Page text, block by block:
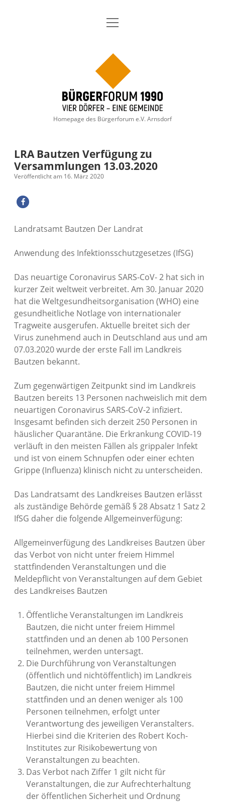
Aktuelles
Geschichte
Mitglieder-Anmeldung
Satzung
Themen Dropdown-
Thema: Arnsdorfer Dorfgespräche
Gewerbegebiet Arnsdorf/ Radeberg 2023
Termine
Wahlen Dropdown-
Landkreis Bautzen Landratswahl 2022
Impressum
facebookinstagram
Menü
Bürgerforum
Homepage des Bürgerforum e.V. Arnsdorf
LRA Bautzen Verfügung zu
Versammlungen 13.03.2020
Veröffentlicht am 16. März 2020
Landratsamt Bautzen Der Landrat
Anwendung des Infektionsschutzgesetzes (IfSG)
Das neuartige Coronavirus SARS-CoV- 2 hat sich in
kurzer Zeit weltweit verbreitet. Am 30. Januar 2020
hat die Weltgesundheitsorganisation (WHO) eine
gesundheitliche Notlage von internationaler
Tragweite ausgerufen. Aktuelle breitet sich der
Virus zunehmend auch in Deutschland aus und am
07.03.2020 wurde der erste Fall im Landkreis
Bautzen bekannt.
Zum gegenwärtigen Zeitpunkt sind im Landkreis
Bautzen bereits 13 Personen nachweislich mit dem
neuartigen Coronavirus SARS-CoV-2 infiziert.
Insgesamt befinden sich derzeit 250 Personen in
häuslicher Quarantäne. Die Erkrankung COVID-19
verläuft in den meisten Fällen als grippaler Infekt
und ist von einem Schnupfen oder einer echten
Grippe (Influenza) klinisch nicht zu unterscheiden.
Das Landratsamt des Landkreises Bautzen erlässt
als zuständige Behörde gemäß § 28 Absatz 1 Satz 2
IfSG daher die folgende Allgemeinverfügung:
Allgemeinverfügung des Landkreises Bautzen über
das Verbot von nicht unter freiem Himmel
stattfindenden Veranstaltungen und die
Meldepflicht von Veranstaltungen auf dem Gebiet
des Landkreises Bautzen
Öffentliche Veranstaltungen im Landkreis
Bautzen, die nicht unter freiem Himmel
stattfinden und an denen ab 100 Personen
teilnehmen, werden untersagt.
Die Durchführung von Veranstaltungen
(öffentlich und nichtöffentlich) im Landkreis
Bautzen, die nicht unter freiem Himmel
stattfinden und an denen weniger als 100
Personen teilnehmen, erfolgt unter
Verantwortung des jeweiligen Veranstalters.
Hierbei sind die Kriterien des Robert Koch-
Institutes zur Risikobewertung von
Veranstaltungen zu beachten.
Das Verbot nach Ziffer 1 gilt nicht für
Veranstaltungen, die zur Aufrechterhaltung
der öffentlichen Sicherheit und Ordnung